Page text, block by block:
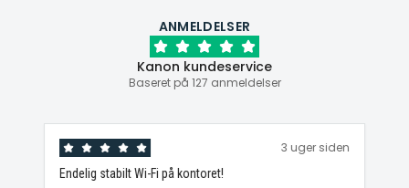
ANMELDELSER
Kanon kundeservice
Baseret på 127 anmeldelser
3 uger siden
Endelig stabilt Wi-Fi på kontoret!